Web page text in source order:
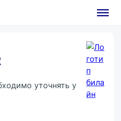
уточнять у